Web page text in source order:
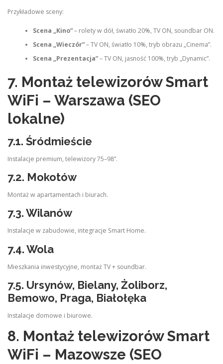
Przykładowe sceny:
Scena „Kino”– rolety w dół, światło 20%, TV ON, soundbar ON.
Scena „Wieczór”– TV ON, światło 10%, tryb obrazu „Cinema”.
Scena „Prezentacja”– TV ON, jasność 100%, tryb „Dynamic”.
7. Montaż telewizorów Smart
WiFi – Warszawa (SEO
lokalne)
7.1. Śródmieście
Instalacje premium, telewizory 75–98”.
7.2. Mokotów
Montaż w apartamentach i biurach.
7.3. Wilanów
Instalacje w zabudowie, integracje Smart Home.
7.4. Wola
Mieszkania inwestycyjne, montaż TV + soundbar.
7.5. Ursynów, Bielany, Żoliborz,
Bemowo, Praga, Białołęka
Instalacje domowe i biurowe.
8. Montaż telewizorów Smart
WiFi – Mazowsze (SEO